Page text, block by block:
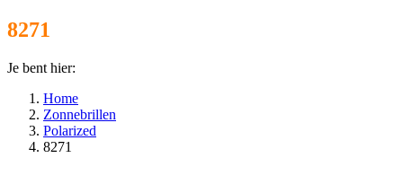
8271
Je bent hier:
Home
Zonnebrillen
Polarized
8271